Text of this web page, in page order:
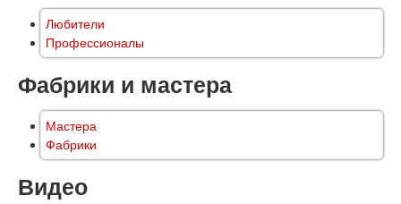
Любители
Профессионалы
Фабрики и мастера
Мастера
Фабрики
Видео